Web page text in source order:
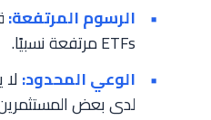
الرسوم المرتفعة:
ETFs مرتفعة نسبيًا.
الوعي المحدود:
لدى بعض